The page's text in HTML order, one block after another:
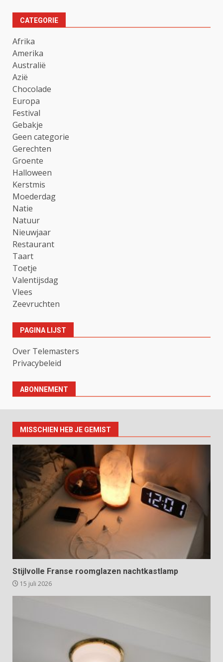
CATEGORIE
Afrika
Amerika
Australië
Azië
Chocolade
Europa
Festival
Gebakje
Geen categorie
Gerechten
Groente
Halloween
Kerstmis
Moederdag
Natie
Natuur
Nieuwjaar
Restaurant
Taart
Toetje
Valentijsdag
Vlees
Zeevruchten
PAGINA LIJST
Over Telemasters
Privacybeleid
ABONNEMENT
MISSCHIEN HEB JE GEMIST
Stijlvolle Franse roomglazen nachtkastlamp
15 juli 2026